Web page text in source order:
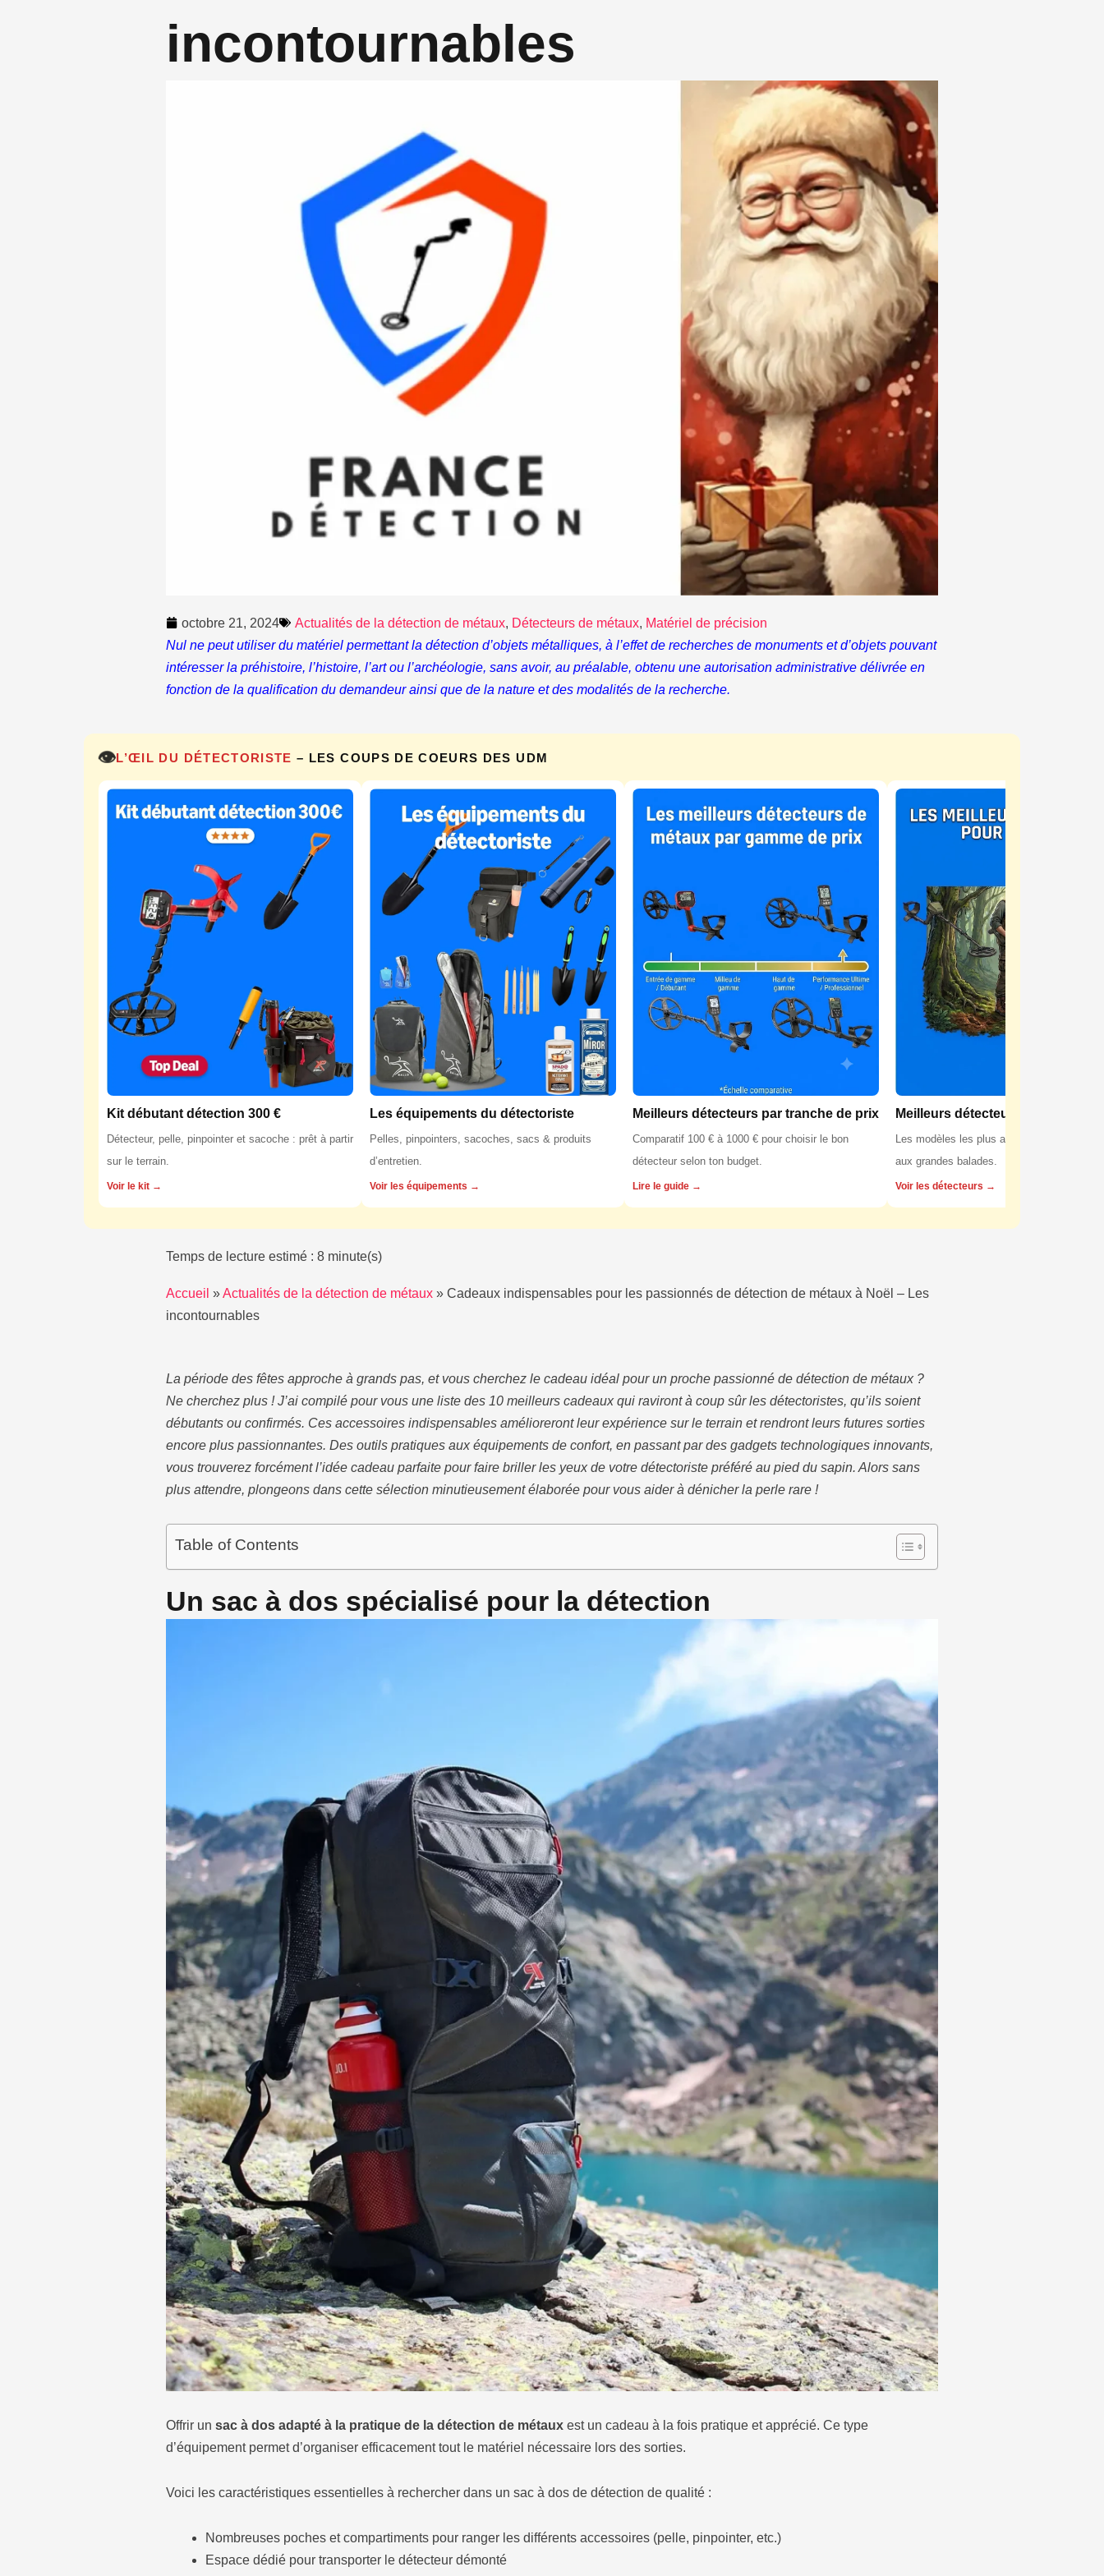
incontournables
octobre 21, 2024 Actualités de la détection de métaux, Détecteurs de métaux, Matériel de précision
Nul ne peut utiliser du matériel permettant la détection d’objets métalliques, à l’effet de recherches de monuments et d’objets pouvant
intéresser la préhistoire, l’histoire, l’art ou l’archéologie, sans avoir, au préalable, obtenu une autorisation administrative délivrée en
fonction de la qualification du demandeur ainsi que de la nature et des modalités de la recherche.
👁️L’ŒIL DU DÉTECTORISTE – LES COUPS DE COEURS DES UDM
Kit débutant détection 300 €
Détecteur, pelle, pinpointer et sacoche : prêt à partir
sur le terrain.
Voir le kit →
Les équipements du détectoriste
Pelles, pinpointers, sacoches, sacs & produits
d’entretien.
Voir les équipements →
Meilleurs détecteurs par tranche de prix
Comparatif 100 € à 1000 € pour choisir le bon
détecteur selon ton budget.
Lire le guide →
Meilleurs détecteurs pour la forêt
Les modèles les plus adaptés aux sols
aux grandes balades.
Voir les détecteurs →
Temps de lecture estimé : 8 minute(s)
Accueil »Actualités de la détection de métaux » Cadeaux indispensables pour les passionnés de détection de métaux à Noël – Les
incontournables
La période des fêtes approche à grands pas, et vous cherchez le cadeau idéal pour un proche passionné de détection de métaux ?
Ne cherchez plus ! J’ai compilé pour vous une liste des 10 meilleurs cadeaux qui raviront à coup sûr les détectoristes, qu’ils soient
débutants ou confirmés. Ces accessoires indispensables amélioreront leur expérience sur le terrain et rendront leurs futures sorties
encore plus passionnantes. Des outils pratiques aux équipements de confort, en passant par des gadgets technologiques innovants,
vous trouverez forcément l’idée cadeau parfaite pour faire briller les yeux de votre détectoriste préféré au pied du sapin. Alors sans
plus attendre, plongeons dans cette sélection minutieusement élaborée pour vous aider à dénicher la perle rare !
Table of Contents
Un sac à dos spécialisé pour la détection
Offrir un sac à dos adapté à la pratique de la détection de métaux est un cadeau à la fois pratique et apprécié. Ce type
d’équipement permet d’organiser efficacement tout le matériel nécessaire lors des sorties.
Voici les caractéristiques essentielles à rechercher dans un sac à dos de détection de qualité :
Nombreuses poches et compartiments pour ranger les différents accessoires (pelle, pinpointer, etc.)
Espace dédié pour transporter le détecteur démonté